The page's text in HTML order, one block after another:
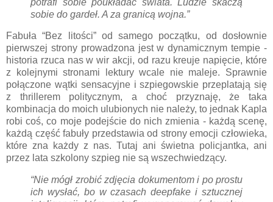
sobie do gardeł. A za granicą wojna.”
Fabuła “Bez litości” od samego początku, od dosłownie
pierwszej strony prowadzona jest w dynamicznym tempie -
historia rzuca nas w wir akcji, od razu kreuje napięcie, które
z kolejnymi stronami lektury wcale nie maleje. Sprawnie
połączone wątki sensacyjne i szpiegowskie przeplatają się
z thrillerem politycznym, a choć przyznaję, że taka
kombinacja do moich ulubionych nie należy, to jednak Kapla
robi coś, co moje podejście do nich zmienia - każdą scenę,
każdą część fabuły przedstawia od strony emocji człowieka,
które zna każdy z nas. Tutaj ani świetna policjantka, ani
przez lata szkolony szpieg nie są wszechwiedzący.
“Nie mógł zrobić zdjęcia dokumentom i po prostu
ich wysłać, bo w czasach deepfake i sztucznej